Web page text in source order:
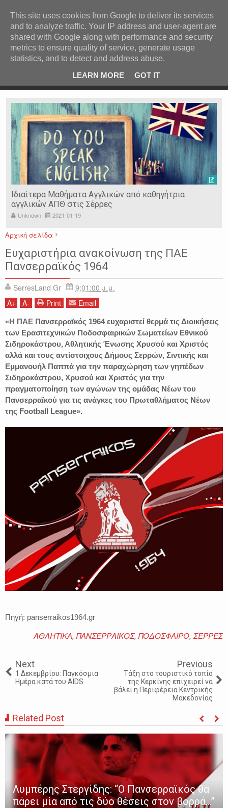
Ιερόσυλοι έκλεψαν τάματα από Ιερό Ναό στις Σέρρες
Ιδιαίτερα Μαθήματα Αγγλικών από καθηγήτρια
αγγλικών ΑΠΘ στις Σέρρες
Unknown 2021-01-19
Αρχική σελίδα
ΑΘΛΗΤΙΚΑ
ΠΑΝΣΕΡΡΑΙΚΟΣ ΠΟΔΟΣΦΑΙΡΟ ΣΕΡΡΕΣ
Ευχαριστήρια ανακοίνωση της ΠΑΕ
Πανσερραϊκός 1964
SerresLand Gr
9:01:00 μ.μ.
A+ A- Print Email
«Η ΠΑΕ Πανσερραϊκός 1964 ευχαριστεί θερμά τις Διοικήσεις
των Ερασιτεχνικών Ποδοσφαιρικών Σωματείων Εθνικού
Σιδηροκάστρου, Αθλητικής Ένωσης Χρυσού και Χριστός
αλλά και τους αντίστοιχους Δήμους Σερρών, Σιντικής και
Εμμανουήλ Παππά για την παραχώρηση των γηπέδων
Σιδηροκάστρου, Χρυσού και Χριστός για την
πραγματοποίηση των αγώνων της ομάδας Νέων του
Πανσερραϊκού για τις ανάγκες του Πρωταθλήματος Νέων
της Football League».
Πηγή: panserraikos1964.gr
ΑΘΛΗΤΙΚΑ, ΠΑΝΣΕΡΡΑΙΚΟΣ, ΠΟΔΟΣΦΑΙΡΟ, ΣΕΡΡΕΣ
Next
1 Δεκεμβρίου: Παγκόσμια
Ημέρα κατά του AIDS
Previous
Τάξη στο τουριστικό τοπίο
της Κερκίνης επιχειρεί να
βάλει η Περιφέρεια Κεντρικής
Μακεδονίας
Related Post
Λυμπέρης Στεργίδης: “Ο Πανσερραϊκός θα
πάρει μία από τις δύο θέσεις στον βορρά…”
ΚΕΝΤΡΙΚΗ ΑΝΑ ΚΑΤΗΓΟΡΙΑ
ΕΙΔΗΣΕΙΣ ΑΝΑ ΠΕΡΙΟΧΗ
ΠΡΟΣΦΑΤΑ ΝΕΑ
Ν. ΣΕΡΡΩΝ Η ΓΗ ΜΑΣ
ΤΥΧΑΙΕΣ ΑΝΑΡΤΗΣΕΙΣ/ΑΡΘΡΑ
Serres Racing Circuit
Panserraikos FC
Ikaroi B.C.
This site uses cookies from Google to deliver its services
and to analyze traffic. Your IP address and user-agent are
shared with Google along with performance and security
metrics to ensure quality of service, generate usage
statistics, and to detect and address abuse.
LEARN MORE
GOT IT